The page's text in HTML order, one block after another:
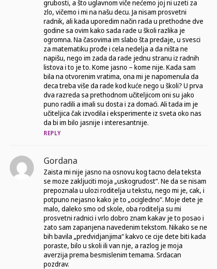
grubosti, a što uglavnom viče nećemo joj ni uzeti za
zlo, vičemo i mi na našu decu. Ja nisam prosvetni
radnik, ali kada uporedim način rada u prethodne dve
godine sa ovim kako sada rade u školi razlika je
ogromna. Na časovima im slabo šta predaje, u svesci
za matematiku prođe i cela nedelja a da ništa ne
napišu, nego im zada da rade jednu stranu iz radnih
listova i to je to. Kome jasno – kome nije. Kada sam
bila na otvorenim vratima, ona mi je napomenula da
deca treba više da rade kod kuće nego u školi? U prva
dva razreda sa prethodnom učiteljicom oni su jako
puno radili a imali su dosta i za domaći. Ali tada im je
učiteljica čak izvodila i eksperimente iz sveta oko nas
da bi im bilo jasnije i interesantnije.
REPLY
Gordana
Zaista mi nije jasno na osnovu kog tacno dela teksta
se moze zakljuciti moja „uskogrudost“. Ne da se nisam
prepoznala u ulozi roditelja u tekstu, nego mi je, cak, i
potpuno nejasno kako je to „ocigledno“. Moje dete je
malo, daleko smo od skole, oba roditelja su mi
prosvetni radnici i vrlo dobro znam kakav je to posao i
zato sam zapanjena navedenim tekstom. Nikako se ne
bih bavila „predvidjanjima“ kakvo ce cije dete biti kada
poraste, bilo u skoli ili van nje, a razlog je moja
averzija prema besmislenim temama. Srdacan
pozdrav.